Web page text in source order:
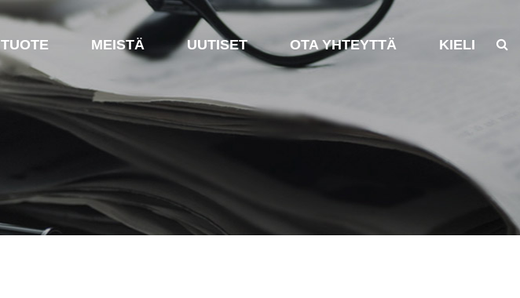
TUOTE MEISTÄ UUTISET OTA YHTEYTTÄ KIELI